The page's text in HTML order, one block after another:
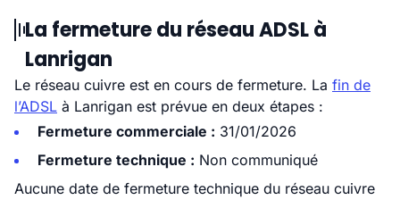
La fermeture du réseau ADSL à
Lanrigan
Le réseau cuivre est en cours de fermeture. La fin de
l’ADSL à Lanrigan est prévue en deux étapes :
Fermeture commerciale : 31/01/2026
Fermeture technique : Non communiqué
Aucune date de fermeture technique du réseau cuivre